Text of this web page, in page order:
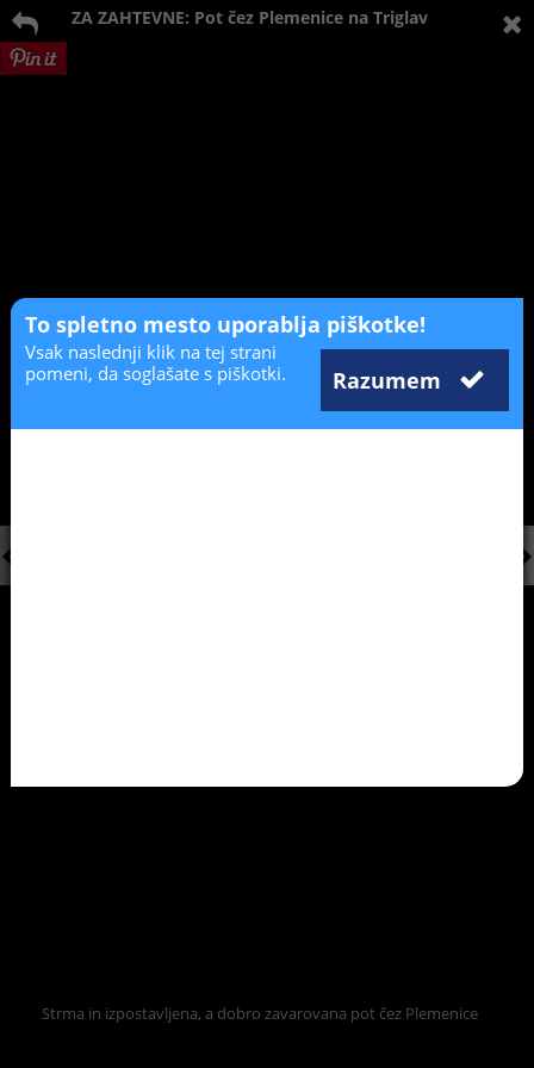
ZA ZAHTEVNE: Pot čez Plemenice na Triglav
Strma in izpostavljena, a dobro zavarovana pot čez Plemenice
To spletno mesto uporablja piškotke!
Razumem
Vsak naslednji klik na tej strani
pomeni, da soglašate s piškotki.